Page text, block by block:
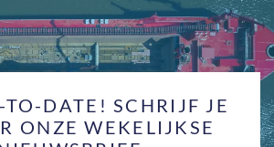
TO-DATE! SCHRIJF JE
ONZE WEKELIJKSE